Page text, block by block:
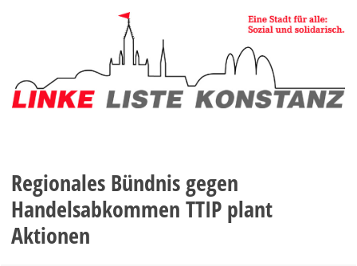
Regionales Bündnis gegen
Handelsabkommen TTIP plant
Aktionen